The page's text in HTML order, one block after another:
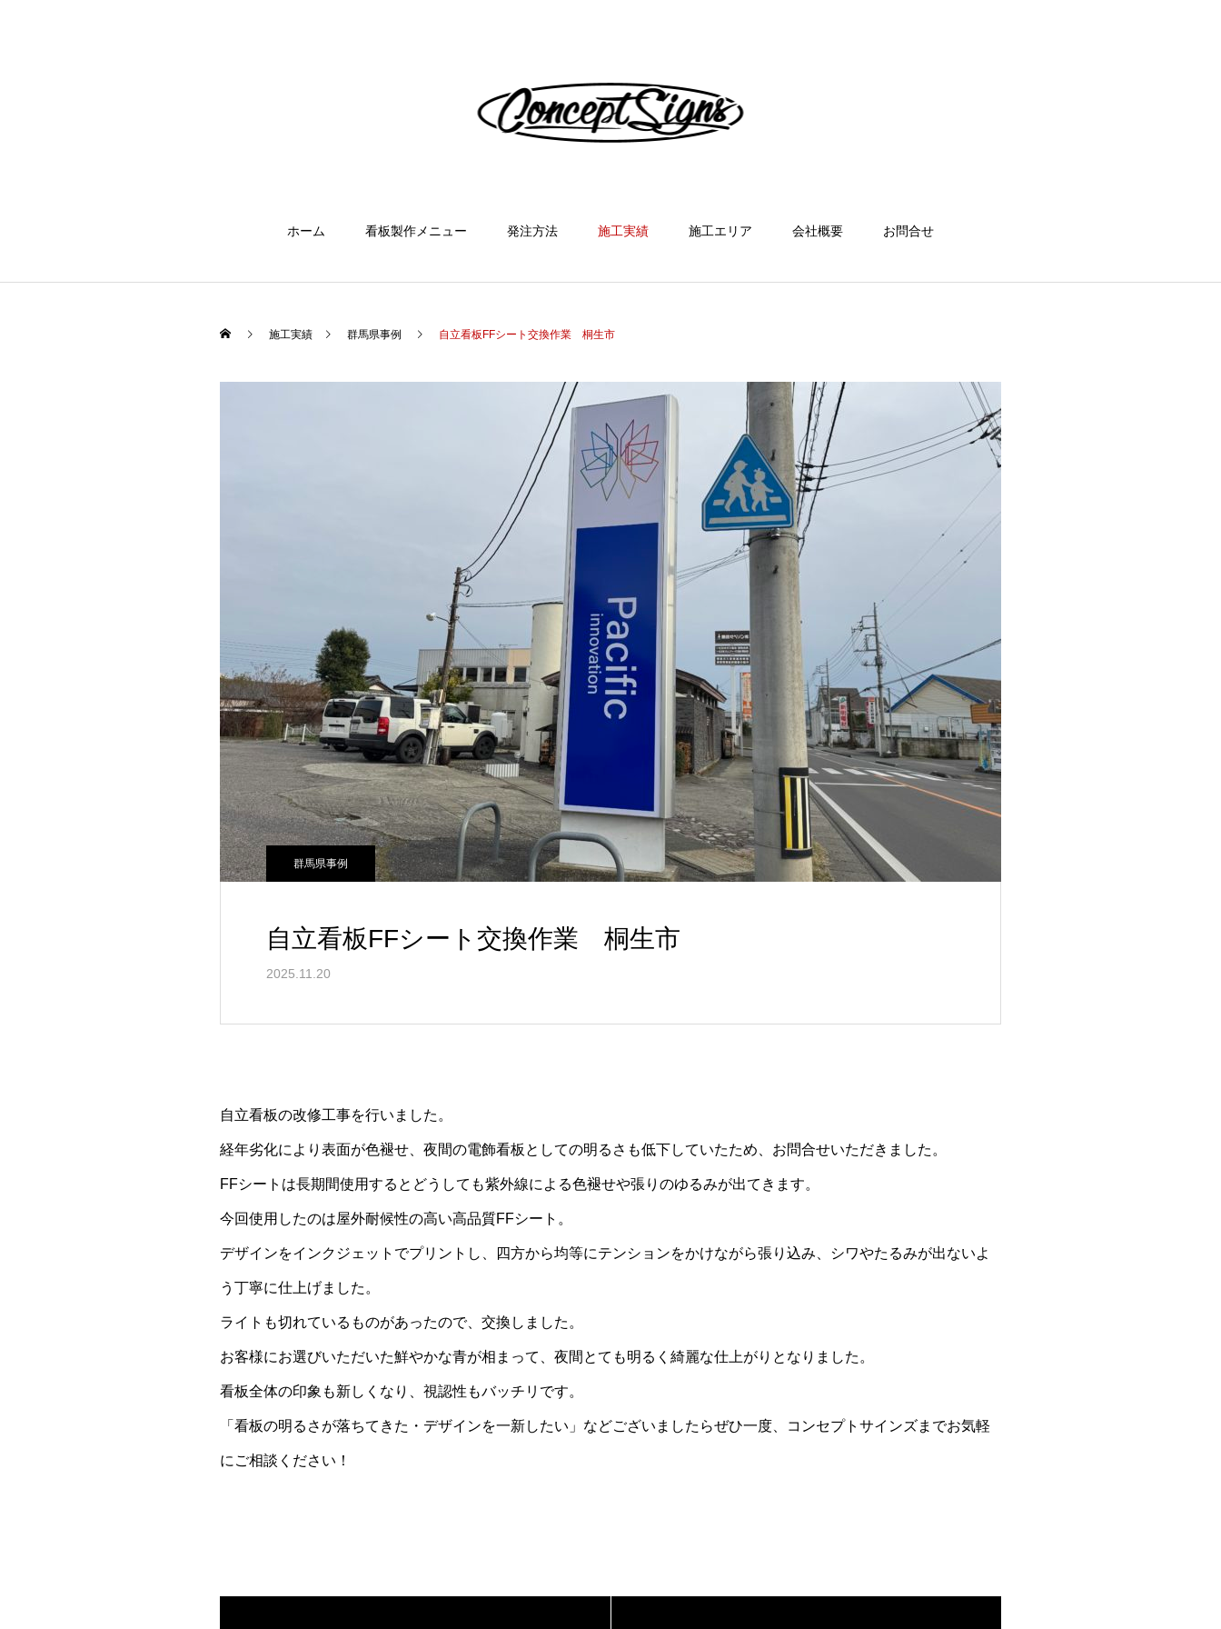
ホーム 看板製作メニュー 発注方法 施工実績 施工エリア 会社概要 お問合せ
施工実績 群馬県事例 自立看板FFシート交換作業 桐生市
群馬県事例
自立看板FFシート交換作業 桐生市
2025.11.20
自立看板の改修工事を行いました。
経年劣化により表面が色褪せ、夜間の電飾看板としての明るさも低下していたため、お問合せいただきました。
FFシートは長期間使用するとどうしても紫外線による色褪せや張りのゆるみが出てきます。
今回使用したのは屋外耐候性の高い高品質FFシート。
デザインをインクジェットでプリントし、四方から均等にテンションをかけながら張り込み、シワやたるみが出ないよ
う丁寧に仕上げました。
ライトも切れているものがあったので、交換しました。
お客様にお選びいただいた鮮やかな青が相まって、夜間とても明るく綺麗な仕上がりとなりました。
看板全体の印象も新しくなり、視認性もバッチリです。
「看板の明るさが落ちてきた・デザインを一新したい」などございましたらぜひ一度、コンセプトサインズまでお気軽
にご相談ください！